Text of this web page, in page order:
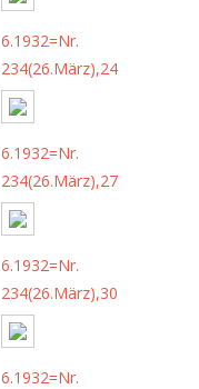
6.1932=Nr.
234(26.März),24
6.1932=Nr.
234(26.März),27
6.1932=Nr.
234(26.März),30
6.1932=Nr.